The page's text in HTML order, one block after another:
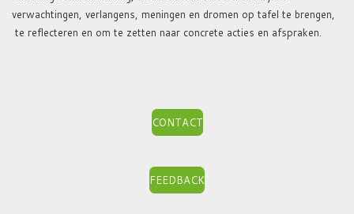
verwachtingen, verlangens, meningen en dromen op tafel te brengen,
te reflecteren en om te zetten naar concrete acties en afspraken.
CONTACT
FEEDBACK